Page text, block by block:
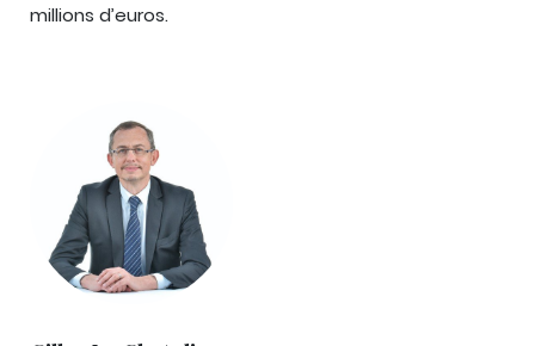
millions d’euros.